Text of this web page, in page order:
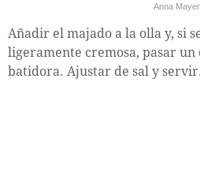
Anna Mayer
Añadir el majado a la olla y, si
ligeramente cremosa, pasar un
batidora. Ajustar de sal y